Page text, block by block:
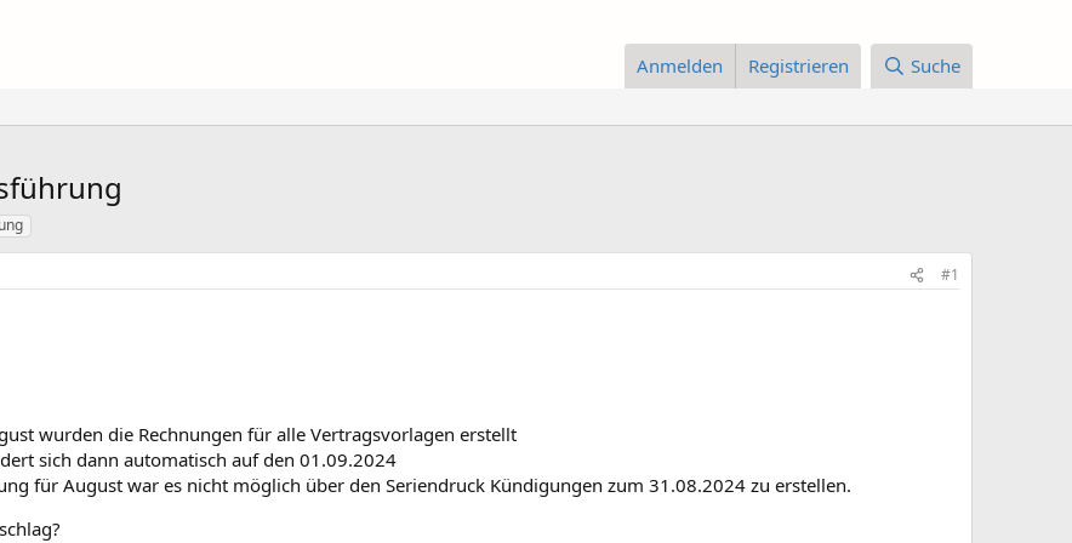
Anmelden Registrieren Suche
#1
wurden die Rechnungen für alle Vertragsvorlagen erstellt
sich dann automatisch auf den 01.09.2024
für August war es nicht möglich über den Seriendruck Kündigungen zum 31.08.2024 zu erstellen.